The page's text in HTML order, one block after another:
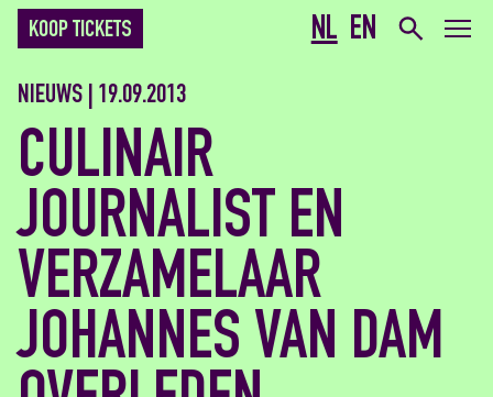
NL EN
KOOP TICKETS
NIEUWS | 19.09.2013
CULINAIR
JOURNALIST EN
VERZAMELAAR
JOHANNES VAN DAM